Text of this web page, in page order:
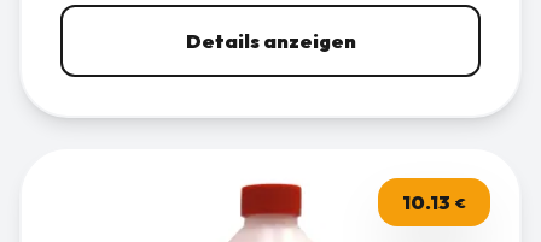
Details anzeigen
10.13 €